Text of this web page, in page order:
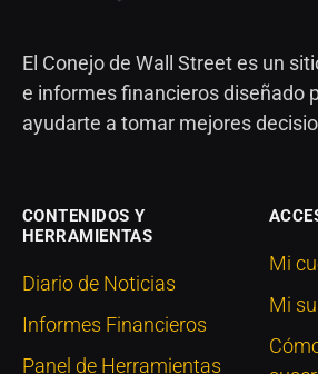
El Conejo de Wall Street es un
e informes financieros diseñado
ayudarte a tomar mejores
CONTENIDOS Y
HERRAMIENTAS
Diario de Noticias
Informes Financieros
Panel de Herramientas
Mi
Mi